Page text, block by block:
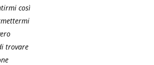
così
trovare